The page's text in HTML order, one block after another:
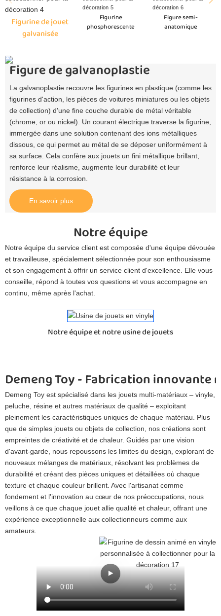
Figurine de jouet
galvanisée
Figurine
phosphorescente
Figure semi-
anatomique
Figure de galvanoplastie
La galvanoplastie recouvre les figurines en plastique (comme les
figurines d'action, les pièces de voitures miniatures ou les objets
de collection) d'une fine couche durable de métal véritable
(chrome, or ou nickel). Un courant électrique traverse la figurine,
immergée dans une solution contenant des ions métalliques
dissous, ce qui permet au métal de se déposer uniformément à
sa surface. Cela confère aux jouets un fini métallique brillant,
renforce leur réalisme, augmente leur durabilité et leur
résistance à la corrosion.
En savoir plus
Notre équipe
Notre équipe du service client est composée d'une équipe dévouée
et travailleuse, spécialement sélectionnée pour son enthousiasme
et son engagement à offrir un service client d'excellence. Elle vous
conseille, répond à toutes vos questions et vous accompagne en
continu, même après l'achat.
Notre équipe et notre usine de jouets
Demeng Toy - Fabrication
Demeng Toy est spécialisé dans les jouets multi-matériaux – vinyle,
peluche, résine et autres matériaux de qualité – exploitant
pleinement les caractéristiques uniques de chaque matériau. Plus
que de simples jouets ou objets de collection, nos créations sont
empreintes de créativité et de chaleur. Guidés par une vision
d'avant-garde, nous repoussons les limites du design, explorant de
nouveaux mélanges de matériaux, résolvant les problèmes de
durabilité et créant des pièces uniques et détaillées où chaque
texture et chaque couleur brillent. Avec l'artisanat comme
fondement et l'innovation au cœur de nos préoccupations, nous
veillons à ce que chaque jouet allie qualité et chaleur, offrant une
expérience exceptionnelle aux collectionneurs comme aux
amateurs.